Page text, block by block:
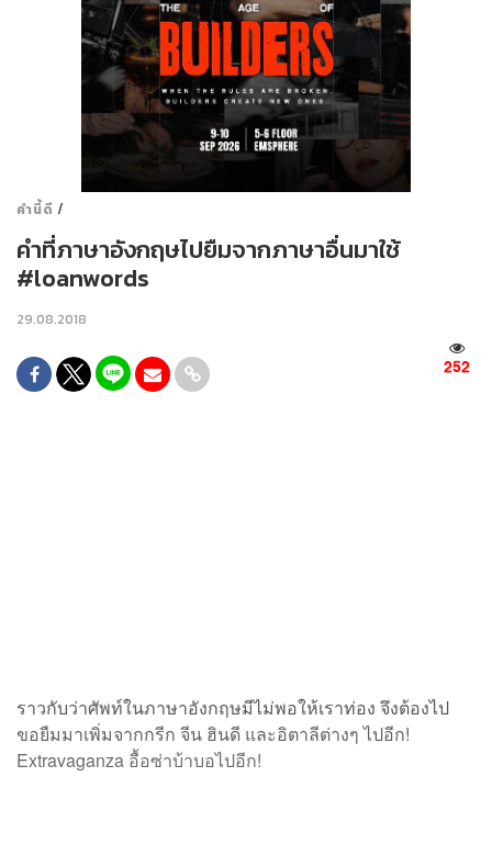
คำนี้ดี /
คำที่ภาษาอังกฤษไปยืมจากภาษาอื่นมาใช้
#loanwords
29.08.2018
252
ราวกับว่าศัพท์ในภาษาอังกฤษมีไม่พอให้เราท่อง จึงต้องไป
ขอยืมมาเพิ่มจากกรีก จีน ฮินดี และอิตาลีต่างๆ ไปอีก!
Extravaganza อื้อซ่าบ้าบอไปอีก!